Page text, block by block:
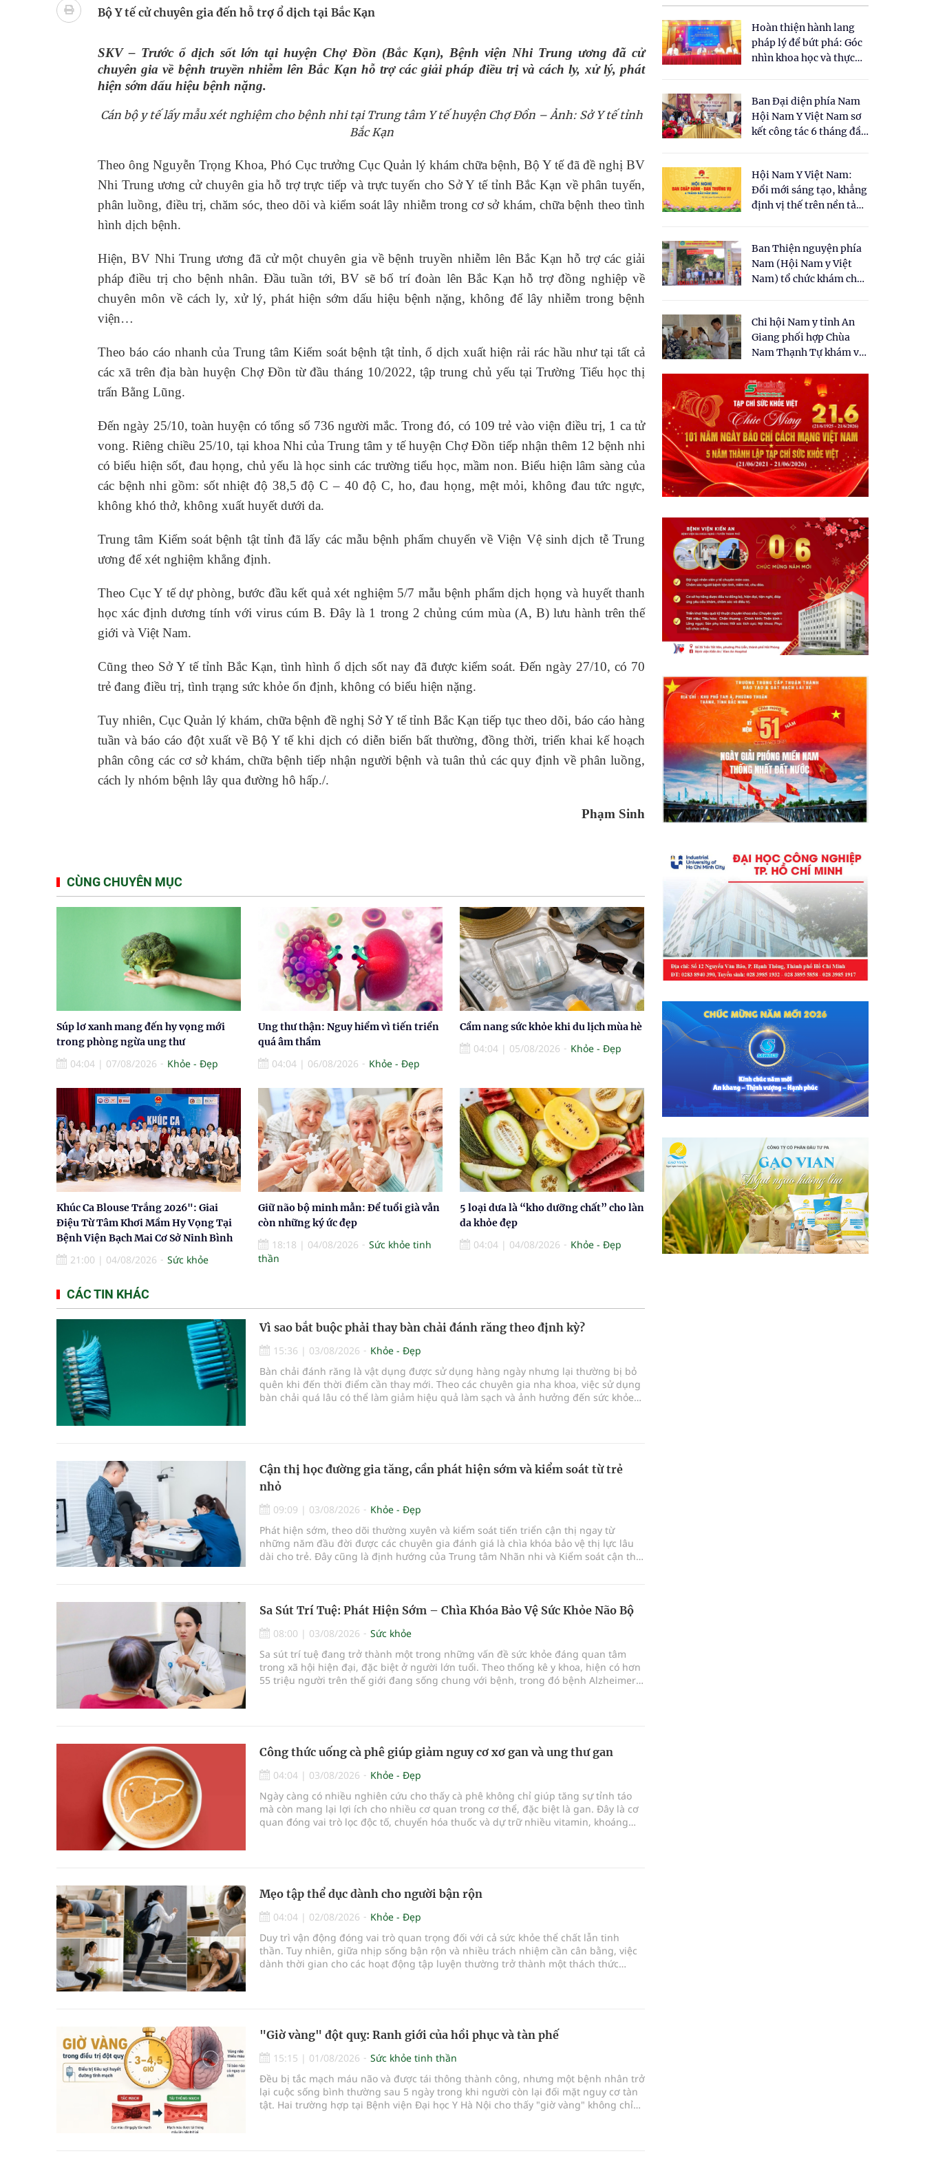
bảo vệ sức khỏe Nhân dân
Bệnh viện không được thu thêm tiền của người bệnh bảo hiểm y tế nếu không đăng ký khám theo yêu
Vương Thành Công: Khi việc học bắt đầu từ trải nghiệm thực tế
Chấn chỉnh hoạt động kinh doanh dược liệu
Bộ Y tế cử chuyên gia đến hỗ trợ ổ dịch tại Bắc Kạn
SKV – Trước ổ dịch sốt lớn tại huyện Chợ Đồn (Bắc Kạn), Bệnh viện Nhi Trung ương đã cử
chuyên gia về bệnh truyền nhiễm lên Bắc Kạn hỗ trợ các giải pháp điều trị và cách ly, xử lý, phát
hiện sớm dấu hiệu bệnh nặng.
Cán bộ y tế lấy mẫu xét nghiệm cho bệnh nhi tại Trung tâm Y tế huyện Chợ Đồn – Ảnh: Sở Y tế tỉnh
Bắc Kạn
Theo ông Nguyễn Trọng Khoa, Phó Cục trưởng Cục Quản lý khám chữa bệnh, Bộ Y tế đã đề nghị BV
Nhi Trung ương cử chuyên gia hỗ trợ trực tiếp và trực tuyến cho Sở Y tế tỉnh Bắc Kạn về phân tuyến,
phân luồng, điều trị, chăm sóc, theo dõi và kiểm soát lây nhiễm trong cơ sở khám, chữa bệnh theo tình
hình dịch bệnh.
Hiện, BV Nhi Trung ương đã cử một chuyên gia về bệnh truyền nhiễm lên Bắc Kạn hỗ trợ các giải
pháp điều trị cho bệnh nhân. Đầu tuần tới, BV sẽ bố trí đoàn lên Bắc Kạn hỗ trợ đồng nghiệp về
chuyên môn về cách ly, xử lý, phát hiện sớm dấu hiệu bệnh nặng, không để lây nhiễm trong bệnh
viện…
Theo báo cáo nhanh của Trung tâm Kiểm soát bệnh tật tỉnh, ổ dịch xuất hiện rải rác hầu như tại tất cả
các xã trên địa bàn huyện Chợ Đồn từ đầu tháng 10/2022, tập trung chủ yếu tại Trường Tiểu học thị
trấn Bằng Lũng.
Đến ngày 25/10, toàn huyện có tổng số 736 người mắc. Trong đó, có 109 trẻ vào viện điều trị, 1 ca tử
vong. Riêng chiều 25/10, tại khoa Nhi của Trung tâm y tế huyện Chợ Đồn tiếp nhận thêm 12 bệnh nhi
có biểu hiện sốt, đau họng, chủ yếu là học sinh các trường tiểu học, mầm non. Biểu hiện lâm sàng của
các bệnh nhi gồm: sốt nhiệt độ 38,5 độ C – 40 độ C, ho, đau họng, mệt mỏi, không đau tức ngực,
không khó thở, không xuất huyết dưới da.
Trung tâm Kiểm soát bệnh tật tỉnh đã lấy các mẫu bệnh phẩm chuyển về Viện Vệ sinh dịch tễ Trung
ương để xét nghiệm khẳng định.
Theo Cục Y tế dự phòng, bước đầu kết quả xét nghiệm 5/7 mẫu bệnh phẩm dịch họng và huyết thanh
học xác định dương tính với virus cúm B. Đây là 1 trong 2 chủng cúm mùa (A, B) lưu hành trên thế
giới và Việt Nam.
Cũng theo Sở Y tế tỉnh Bắc Kạn, tình hình ổ dịch sốt nay đã được kiểm soát. Đến ngày 27/10, có 70
trẻ đang điều trị, tình trạng sức khỏe ổn định, không có biểu hiện nặng.
Tuy nhiên, Cục Quản lý khám, chữa bệnh đề nghị Sở Y tế tỉnh Bắc Kạn tiếp tục theo dõi, báo cáo hàng
tuần và báo cáo đột xuất về Bộ Y tế khi dịch có diễn biến bất thường, đồng thời, triển khai kế hoạch
phân công các cơ sở khám, chữa bệnh tiếp nhận người bệnh và tuân thủ các quy định về phân luồng,
cách ly nhóm bệnh lây qua đường hô hấp./.
Phạm Sinh
CÙNG CHUYÊN MỤC
Súp lơ xanh mang đến hy vọng mới
trong phòng ngừa ung thư
04:04 | 07/08/2026 Khỏe - Đẹp
Ung thư thận: Nguy hiểm vì tiến triển
quá âm thầm
04:04 | 06/08/2026 Khỏe - Đẹp
Cẩm nang sức khỏe khi du lịch mùa hè
04:04 | 05/08/2026 Khỏe - Đẹp
Khúc Ca Blouse Trắng 2026": Giai
Điệu Từ Tâm Khơi Mầm Hy Vọng Tại
Bệnh Viện Bạch Mai Cơ Sở Ninh Bình
21:00 | 04/08/2026 Sức khỏe
Giữ não bộ minh mẫn: Để tuổi già vẫn
còn những ký ức đẹp
18:18 | 04/08/2026
Sức khỏe tinh
thần
5 loại dưa là “kho dưỡng chất” cho làn
da khỏe đẹp
04:04 | 04/08/2026 Khỏe - Đẹp
CÁC TIN KHÁC
Vì sao bắt buộc phải thay bàn chải đánh răng theo định kỳ?
15:36 | 03/08/2026
Khỏe - Đẹp
Bàn chải đánh răng là vật dụng được sử dụng hàng ngày nhưng lại thường bị bỏ
quên khi đến thời điểm cần thay mới. Theo các chuyên gia nha khoa, việc sử dụng
bàn chải quá lâu có thể làm giảm hiệu quả làm sạch và ảnh hưởng đến sức khỏe
Cận thị học đường gia tăng, cần phát hiện sớm và kiểm soát từ trẻ
nhỏ
09:09 | 03/08/2026
Khỏe - Đẹp
Phát hiện sớm, theo dõi thường xuyên và kiểm soát tiến triển cận thị ngay từ
những năm đầu đời được các chuyên gia đánh giá là chìa khóa bảo vệ thị lực lâu
dài cho trẻ. Đây cũng là định hướng của Trung tâm Nhãn nhi và Kiểm soát cận thị
Sa Sút Trí Tuệ: Phát Hiện Sớm – Chìa Khóa Bảo Vệ Sức Khỏe Não Bộ
08:00 | 03/08/2026
Sức khỏe
Sa sút trí tuệ đang trở thành một trong những vấn đề sức khỏe đáng quan tâm
trong xã hội hiện đại, đặc biệt ở người lớn tuổi. Theo thống kê y khoa, hiện có hơn
55 triệu người trên thế giới đang sống chung với bệnh, trong đó bệnh Alzheimer
Công thức uống cà phê giúp giảm nguy cơ xơ gan và ung thư gan
04:04 | 03/08/2026
Khỏe - Đẹp
Ngày càng có nhiều nghiên cứu cho thấy cà phê không chỉ giúp tăng sự tỉnh táo
mà còn mang lại lợi ích cho nhiều cơ quan trong cơ thể, đặc biệt là gan. Đây là cơ
quan đóng vai trò lọc độc tố, chuyển hóa thuốc và dự trữ nhiều vitamin, khoáng
Mẹo tập thể dục dành cho người bận rộn
04:04 | 02/08/2026
Khỏe - Đẹp
Duy trì vận động đóng vai trò quan trọng đối với cả sức khỏe thể chất lẫn tinh
thần. Tuy nhiên, giữa nhịp sống bận rộn và nhiều trách nhiệm cần cân bằng, việc
dành thời gian cho các hoạt động tập luyện thường trở thành một thách thức
"Giờ vàng" đột quỵ: Ranh giới của hồi phục và tàn phế
15:15 | 01/08/2026
Sức khỏe tinh thần
Đều bị tắc mạch máu não và được tái thông thành công, nhưng một bệnh nhân trở
lại cuộc sống bình thường sau 5 ngày trong khi người còn lại đối mặt nguy cơ tàn
tật. Hai trường hợp tại Bệnh viện Đại học Y Hà Nội cho thấy "giờ vàng" không chỉ
Hoàn thiện hành lang
pháp lý để bứt phá: Góc
nhìn khoa học và thực
cho Luật Y dược cổ
truyền Việt Nam"
Ban Đại diện phía Nam
Hội Nam Y Việt Nam sơ
kết công tác 6 tháng đầu
Hội Nam Y Việt Nam:
Đổi mới sáng tạo, khẳng
định vị thế trên nền tảng
Ban Thiện nguyện phía
Nam (Hội Nam y Việt
Nam) tổ chức khám chữa
dân tại xã Tân Tập
Chi hội Nam y tỉnh An
Giang phối hợp Chùa
Nam Thạnh Tự khám và
nhân dân